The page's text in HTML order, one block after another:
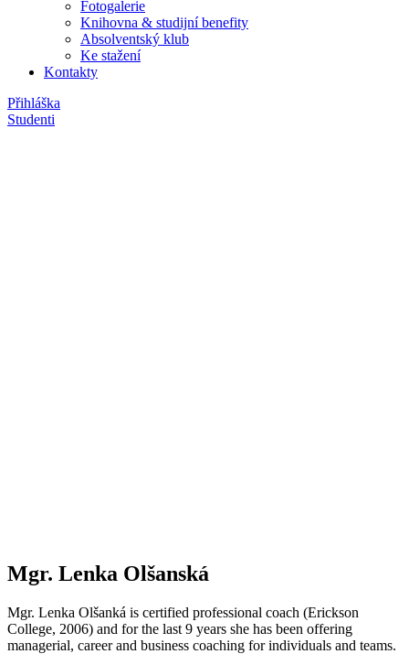
Fotogalerie
Knihovna & studijní benefity
Absolventský klub
Ke stažení
Kontakty
Přihláška
Studenti
Mgr. Lenka Olšanská
Mgr. Lenka Olšanká is certified professional coach (Erickson
College, 2006) and for the last 9 years she has been offering
managerial, career and business coaching for individuals and teams.